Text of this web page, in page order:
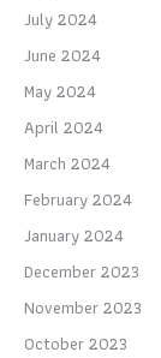
July 2024
June 2024
May 2024
April 2024
March 2024
February 2024
January 2024
December 2023
November 2023
October 2023